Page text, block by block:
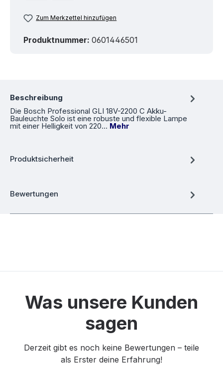
Zum Merkzettel hinzufügen
Produktnummer: 0601446501
Beschreibung
Die Bosch Professional GLI 18V-2200 C Akku-
Bauleuchte Solo ist eine robuste und flexible Lampe
mit einer Helligkeit von 220… Mehr
Produktsicherheit
Bewertungen
Was unsere Kunden
sagen
Derzeit gibt es noch keine Bewertungen – teile
als Erster deine Erfahrung!